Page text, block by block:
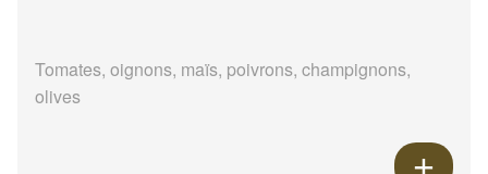
Tomates, oignons, maïs, poivrons, champignons,
olives